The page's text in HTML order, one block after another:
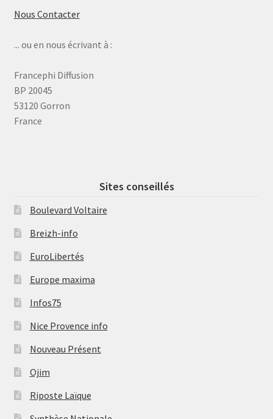
Nous Contacter
... ou en nous écrivant à :
Francephi Diffusion
BP 20045
53120 Gorron
France
Sites conseillés
Boulevard Voltaire
Breizh-info
EuroLibertés
Europe maxima
Infos75
Nice Provence info
Nouveau Présent
Ojim
Riposte Laïque